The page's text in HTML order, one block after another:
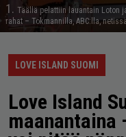
1. Täällä pelattiin lauantain Loton
rahat – Tokmannilla, ABC:lla,
LOVE ISLAND SUOMI
Love Island
maanantaina